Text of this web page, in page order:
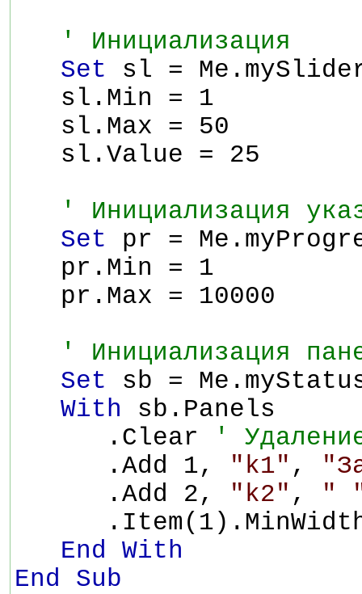
' Инициализация
Set sl =
sl.Min = 1
sl.Max = 50
sl.Value = 25
' Инициализация
Set pr =
pr.Min = 1
pr.Max = 10000
' Инициализация
Set sb =
With sb.Panels
.Clear
'
.Add 1,
"k1" ,
.Add 2,
"k2" ,
"
End With
End Sub